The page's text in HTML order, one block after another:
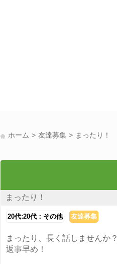
ホーム 友達募集 まったり！
まったり！
20代:20代：その他 友達募集
まったり、長く話しませんか？
返事早め！